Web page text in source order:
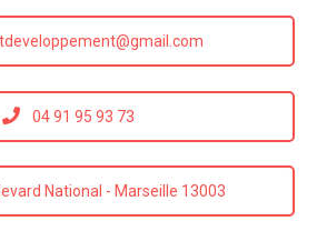
04 91 95 93 73
National - Marseille 13003